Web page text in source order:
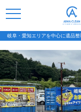
岐阜・愛知エリアを中心に遺品